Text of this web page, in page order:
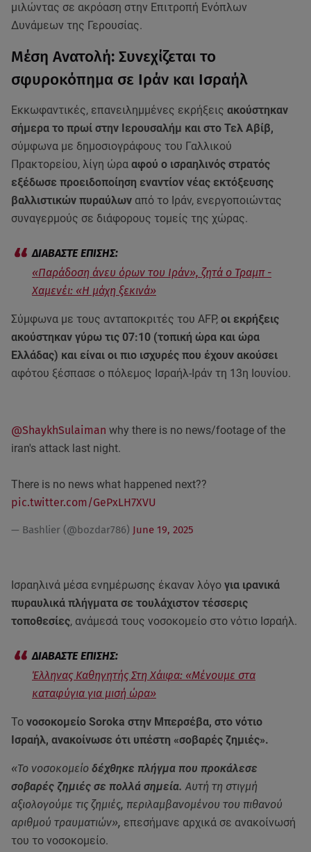
μιλώντας σε ακρόαση στην Επιτροπή Ενόπλων
Δυνάμεων της Γερουσίας.
Μέση Ανατολή: Συνεχίζεται το
σφυροκόπημα σε Ιράν και Ισραήλ
Εκκωφαντικές, επανειλημμένες εκρήξεις ακούστηκαν
σήμερα το πρωί στην Ιερουσαλήμ και στο Τελ Αβίβ,
σύμφωνα με δημοσιογράφους του Γαλλικού
Πρακτορείου, λίγη ώρα αφού ο ισραηλινός στρατός
εξέδωσε προειδοποίηση εναντίον νέας εκτόξευσης
βαλλιστικών πυραύλων από το Ιράν, ενεργοποιώντας
συναγερμούς σε διάφορους τομείς της χώρας.
«Παράδοση άνευ όρων του Ιράν», ζητά ο Τραμπ -
Χαμενέι: «Η μάχη ξεκινά»
Σύμφωνα με τους ανταποκριτές του AFP, οι εκρήξεις
ακούστηκαν γύρω τις 07:10 (τοπική ώρα και ώρα
Ελλάδας) και είναι οι πιο ισχυρές που έχουν ακούσει
αφότου ξέσπασε ο πόλεμος Ισραήλ-Ιράν τη 13η Ιουνίου.
@ShaykhSulaiman why there is no news/footage of the
iran's attack last night.
There is no news what happened next??
pic.twitter.com/GePxLH7XVU
— Bashlier (@bozdar786) June 19, 2025
Ισραηλινά μέσα ενημέρωσης έκαναν λόγο για ιρανικά
πυραυλικά πλήγματα σε τουλάχιστον τέσσερις
τοποθεσίες, ανάμεσά τους νοσοκομείο στο νότιο Ισραήλ.
Έλληνας Καθηγητής Στη Χάιφα: «Μένουμε στα
καταφύγια για μισή ώρα»
Το νοσοκομείο Soroka στην Μπερσέβα, στο νότιο
Ισραήλ, ανακοίνωσε ότι υπέστη «σοβαρές ζημιές».
«Το νοσοκομείο δέχθηκε πλήγμα που προκάλεσε
σοβαρές ζημιές σε πολλά σημεία.Αυτή τη στιγμή
αξιολογούμε τις ζημιές, περιλαμβανομένου του πιθανού
αριθμού τραυματιών», επεσήμανε αρχικά σε ανακοίνωσή
του το νοσοκομείο.